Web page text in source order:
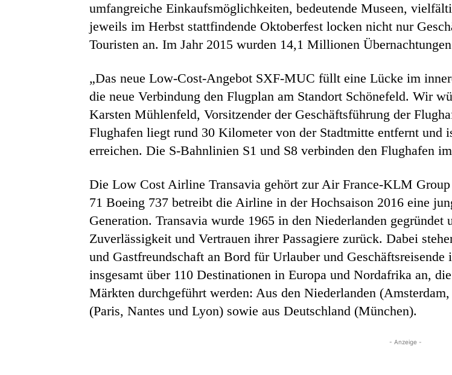
umfangreiche Einkaufsmöglichkeiten, bedeutende Museen,
jeweils im Herbst stattfindende Oktoberfest locken nicht nur
Touristen an. Im Jahr 2015 wurden 14,1 Millionen
„Das neue Low-Cost-Angebot SXF-MUC füllt eine Lücke im
die neue Verbindung den Flugplan am Standort Schönefeld. Wir
Karsten Mühlenfeld, Vorsitzender der Geschäftsführung der
Flughafen liegt rund 30 Kilometer von der Stadtmitte entfernt und
erreichen. Die S-Bahnlinien S1 und S8 verbinden den Flughafen
Die Low Cost Airline Transavia gehört zur Air France-KLM
71 Boeing 737 betreibt die Airline in der Hochsaison 2016 eine
Generation. Transavia wurde 1965 in den Niederlanden
Zuverlässigkeit und Vertrauen ihrer Passagiere zurück. Dabei
und Gastfreundschaft an Bord für Urlauber und
insgesamt über 110 Destinationen in Europa und Nordafrika an,
Märkten durchgeführt werden: Aus den Niederlanden
(Paris, Nantes und Lyon) sowie aus Deutschland (München).
- Anzeige -